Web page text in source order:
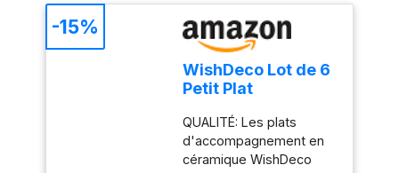
d'un design compact, ce
mixeur est facile à ranger
et parfait pour toutes vos
tâches de cuisine.
WishDeco Lot de 6
Petit Plat
Assiette Blanche
23x12 cm, Plat
Service Porcelaine,
QUALITÉ: Les plats
d'accompagnement en
céramique WishDeco
-15%